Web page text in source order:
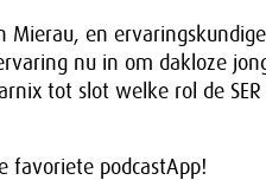
Mierau, en
nu in om dakloze
tot slot welke rol de
favoriete podcastApp!